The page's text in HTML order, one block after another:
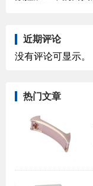
近期评论
没有评论可显示。
热门文章